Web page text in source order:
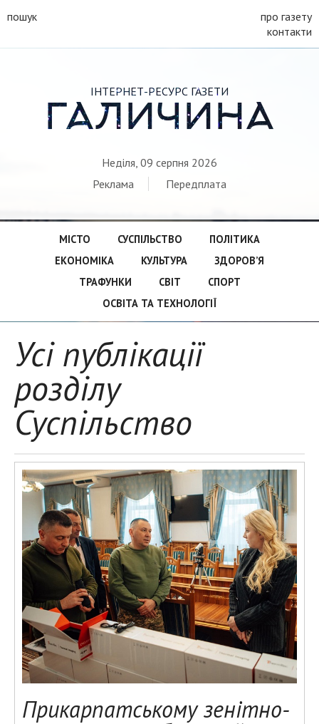
пошук
про газету
контакти
ІНТЕРНЕТ-РЕСУРС ГАЗЕТИ
ГАЛИЧИНА
Неділя, 09 серпня 2026
Реклама
Передплата
МІСТО СУСПІЛЬСТВО
ПОЛІТИКА
ЕКОНОМІКА
КУЛЬТУРА
ЗДОРОВ’Я
ТРАФУНКИ
СВІТ
СПОРТ
ОСВІТА ТА ТЕХНОЛОГІЇ
Усі публікації
розділу
Суспільство
Прикарпатському зенітно-